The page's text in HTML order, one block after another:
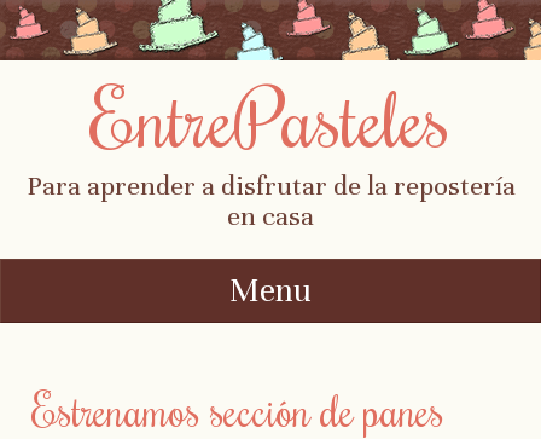
EntrePasteles
Para aprender a disfrutar de la repostería
en casa
Menu
Estrenamos sección de panes